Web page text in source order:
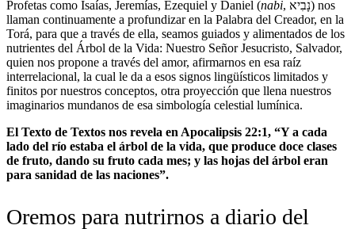
Profetas como Isaías, Jeremías, Ezequiel y Daniel (nabi, נָבִיא) nos
llaman continuamente a profundizar en la Palabra del Creador, en la
Torá, para que a través de ella, seamos guiados y alimentados de los
nutrientes del Árbol de la Vida: Nuestro Señor Jesucristo, Salvador,
quien nos propone a través del amor, afirmarnos en esa raíz
interrelacional, la cual le da a esos signos lingüísticos limitados y
finitos por nuestros conceptos, otra proyección que llena nuestros
imaginarios mundanos de esa simbología celestial lumínica.
El Texto de Textos nos revela en Apocalipsis 22:1, “Y a cada
lado del río estaba el árbol de la vida, que produce doce clases
de fruto, dando su fruto cada mes; y las hojas del árbol eran
para sanidad de las naciones”.
Oremos para nutrirnos a diario del